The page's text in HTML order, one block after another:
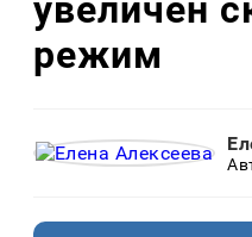
режим